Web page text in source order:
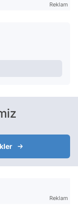
Reklam
Reklam